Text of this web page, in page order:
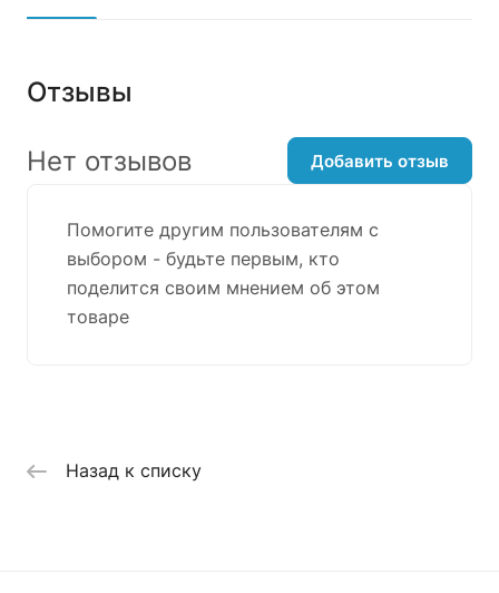
Отзывы
Помогите другим пользователям с
выбором - будьте первым, кто
поделится своим мнением об этом
товаре
Нет отзывов Добавить отзыв
Назад к списку